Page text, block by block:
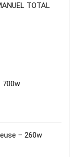
TOTAL
700w
– 260w